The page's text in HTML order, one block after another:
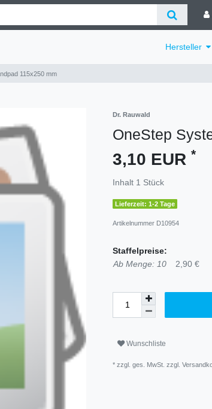
Hersteller
115x250 mm
Dr. Rauwald
OneStep
3,10 EUR *
Inhalt 1 Stück
Lieferzeit: 1-2 Tage
Artikelnummer D10954
Staffelpreise:
Ab Menge: 10
2,90 €
Wunschliste
* zzgl. ges. MwSt. zzgl.